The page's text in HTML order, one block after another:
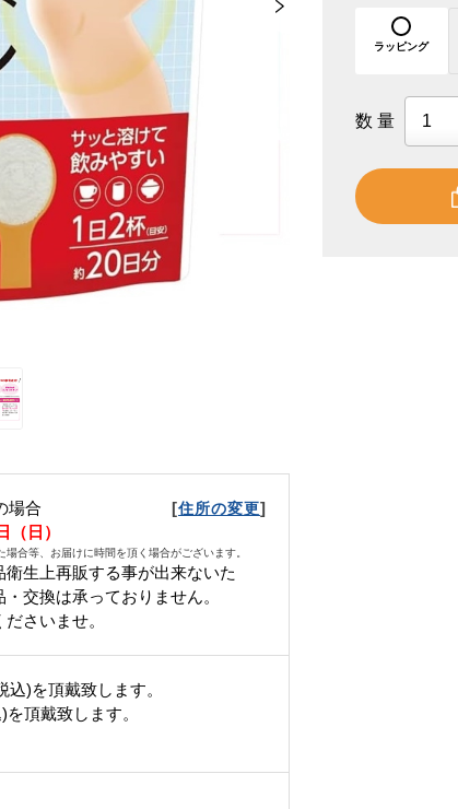
場合 [住所の変更]
（日）
合等、お届けに時間を頂く場合がございます。
生上再販する事が出来ないた
交換は承っておりません。
さいませ。
込)を頂戴致します。
頂戴致します。
ラッピング
数量